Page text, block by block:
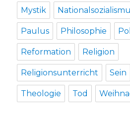
Mystik
Paulus Philosophie
Reformation Religion
Religionsunterricht Sein
Theologie Tod